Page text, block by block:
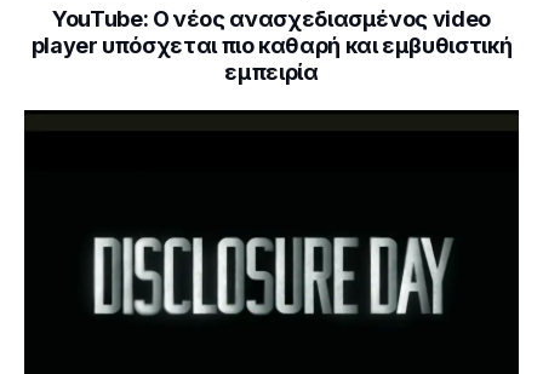
YouTube: Ο νέος ανασχεδιασμένος video
player υπόσχεται πιο καθαρή και εμβυθιστική
εμπειρία